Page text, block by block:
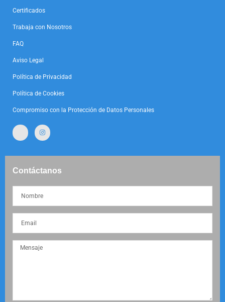
Certificados
Trabaja con Nosotros
FAQ
Aviso Legal
Política de Privacidad
Política de Cookies
Compromiso con la Protección de Datos Personales
Contáctanos